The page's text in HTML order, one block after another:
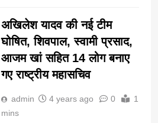
अखिलेश यादव की नई टीम
घोषित, शिवपाल, स्वामी प्रसाद,
आजम खां सहित 14 लोग बनाए
गए राष्ट्रीय महासचिव
admin 4 years ago 0
1
mins